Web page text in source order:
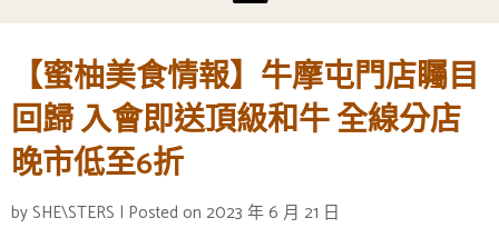
【蜜柚美食情報】牛摩屯門店矚目
回歸 入會即送頂級和牛 全線分店
晚市低至6折
by SHE\STERS | Posted on 2023 年 6 月 21 日